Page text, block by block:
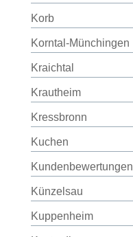
Korb
Korntal-Münchingen
Kraichtal
Krautheim
Kressbronn
Kuchen
Kundenbewertungen
Künzelsau
Kuppenheim